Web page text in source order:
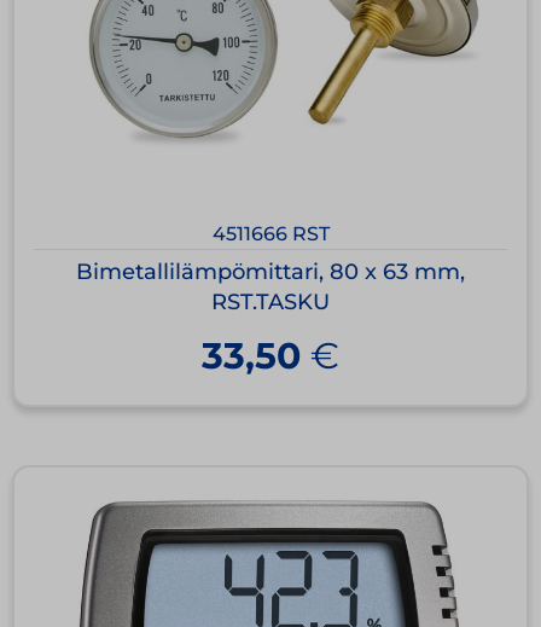
4511666 RST
Bimetallilämpömittari, 80 x 63 mm,
RST.TASKU
33,50 €